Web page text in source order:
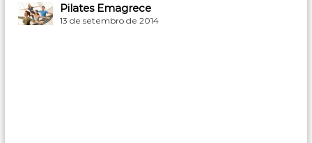
Pilates Emagrece
13 de setembro de 2014